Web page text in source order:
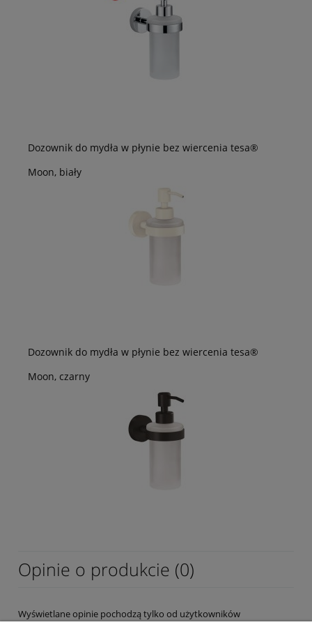
Dozownik do mydła w płynie bez wiercenia tesa®
Moon, biały
Dozownik do mydła w płynie bez wiercenia tesa®
Moon, czarny
Opinie o produkcie (0)
Wyświetlane opinie pochodzą tylko od użytkowników